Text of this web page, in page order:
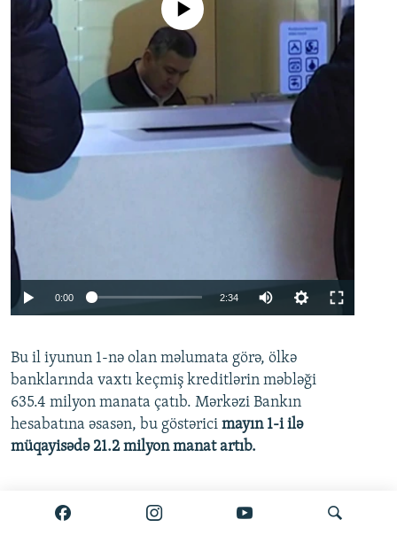
No media source currently available
0:00 2:34
360p
480p
720p
Bu il iyunun 1-nə olan məlumata görə, ölkə
banklarında vaxtı keçmiş kreditlərin məbləği
635.4 milyon manata çatıb. Mərkəzi Bankın
hesabatına əsasən, bu göstərici mayın 1-i ilə
müqayisədə 21.2 milyon manat artıb.
Ətraflı burada oxuyun